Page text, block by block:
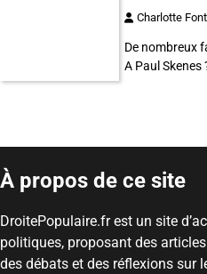
Charlotte
De nombreux
A Paul Skenes
À propos de ce site
DroitePopulaire.fr est un site
politiques, proposant des
des débats et des réflexions sur